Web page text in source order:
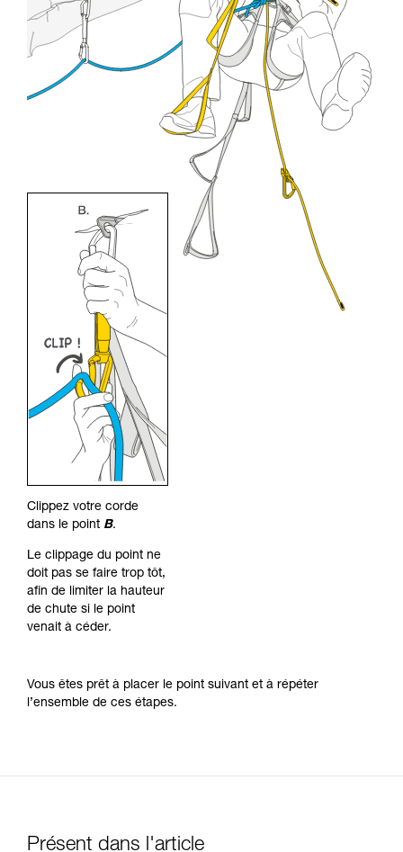
Clippez votre corde
dans le point B.
Le clippage du point ne
doit pas se faire trop tôt,
afin de limiter la hauteur
de chute si le point
venait à céder.
Vous êtes prêt à placer le point suivant et à répéter
l’ensemble de ces étapes.
Présent dans l'article